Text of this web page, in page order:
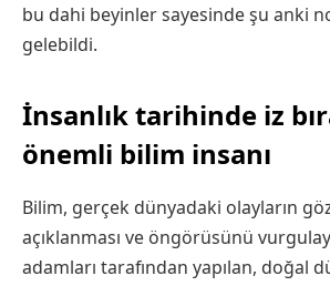
bu dahi beyinler sayesinde şu anki
gelebildi.
İnsanlık tarihinde iz
önemli bilim insanı
Bilim, gerçek dünyadaki olayların
açıklanması ve öngörüsünü
adamları tarafından yapılan, doğal